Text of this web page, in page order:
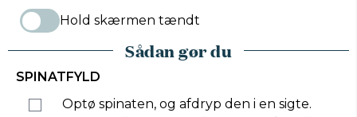
Hold skærmen tændt
Sådan gør du
SPINATFYLD
Optø spinaten, og afdryp den i en sigte.